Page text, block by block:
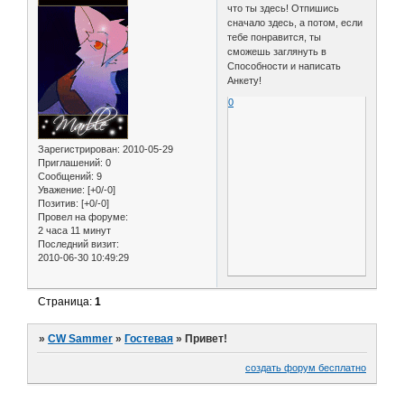
Зарегистрирован: 2010-05-29
Приглашений: 0
Сообщений: 9
Уважение: [+0/-0]
Позитив: [+0/-0]
Провел на форуме:
2 часа 11 минут
Последний визит:
2010-06-30 10:49:29
что ты здесь! Отпишись
сначало здесь, а потом, если
тебе понравится, ты
сможешь заглянуть в
Способности и написать
Анкету!
0
Страница:1
»CW Sammer » Гостевая » Привет!
создать форум бесплатно